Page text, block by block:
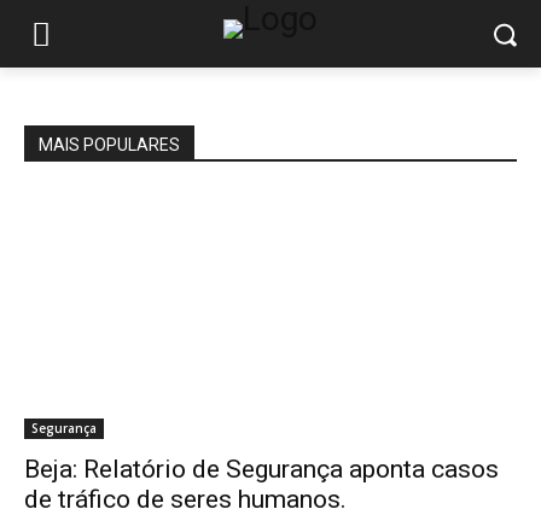
MAIS POPULARES
Segurança
Beja: Relatório de Segurança aponta casos
de tráfico de seres humanos.